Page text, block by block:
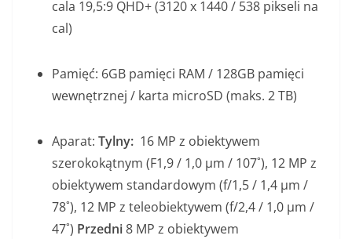
cala 19,5:9 QHD+ (3120 x 1440 / 538 pikseli na
cal)
Pamięć: 6GB pamięci RAM / 128GB pamięci
wewnętrznej / karta microSD (maks. 2 TB)
Aparat: Tylny: 16 MP z obiektywem
szerokokątnym (F1,9 / 1,0 μm / 107˚), 12 MP z
obiektywem standardowym (f/1,5 / 1,4 μm /
78˚), 12 MP z teleobiektywem (f/2,4 / 1,0 μm /
47˚) Przedni8 MP z obiektywem